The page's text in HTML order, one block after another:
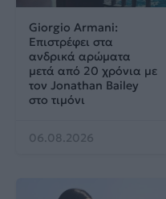
Giorgio Armani:
Επιστρέφει στα
ανδρικά αρώματα
μετά από 20 χρόνια με
τον Jonathan Bailey
στο τιμόνι
06.08.2026